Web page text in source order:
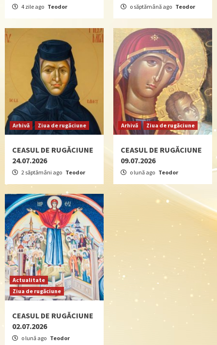
4 zile ago Teodor o săptămână ago Teodor
Arhivă Ziua de rugăciune
CEASUL DE RUGĂCIUNE
24.07.2026
2 săptămâni ago Teodor
Arhivă Ziua de rugăciune
CEASUL DE RUGĂCIUNE
09.07.2026
o lună ago Teodor
Actualitate
Ziua de rugăciune
CEASUL DE RUGĂCIUNE
02.07.2026
o lună ago Teodor